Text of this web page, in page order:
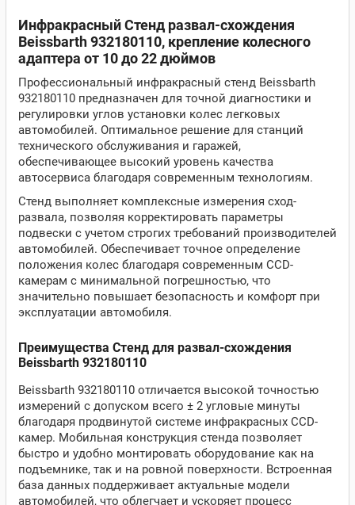
Инфракрасный Стенд развал-схождения
Beissbarth 932180110, крепление колесного
адаптера от 10 до 22 дюймов
Профессиональный инфракрасный стенд Beissbarth
932180110 предназначен для точной диагностики и
регулировки углов установки колес легковых
автомобилей. Оптимальное решение для станций
технического обслуживания и гаражей,
обеспечивающее высокий уровень качества
автосервиса благодаря современным технологиям.
Стенд выполняет комплексные измерения сход-
развала, позволяя корректировать параметры
подвески с учетом строгих требований производителей
автомобилей. Обеспечивает точное определение
положения колес благодаря современным CCD-
камерам с минимальной погрешностью, что
значительно повышает безопасность и комфорт при
эксплуатации автомобиля.
Преимущества Стенд для развал-схождения
Beissbarth 932180110
Beissbarth 932180110 отличается высокой точностью
измерений с допуском всего ± 2 угловые минуты
благодаря продвинутой системе инфракрасных CCD-
камер. Мобильная конструкция стенда позволяет
быстро и удобно монтировать оборудование как на
подъемнике, так и на ровной поверхности. Встроенная
база данных поддерживает актуальные модели
автомобилей, что облегчает и ускоряет процесс